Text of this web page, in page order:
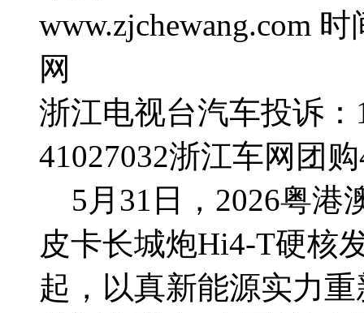
www.zjchewang.com 时
网
浙江电视台汽车投诉：
41027032浙江车网团
5月31日，2026粤港
皮卡长城炮Hi4-T硬核
起，以真新能源实力